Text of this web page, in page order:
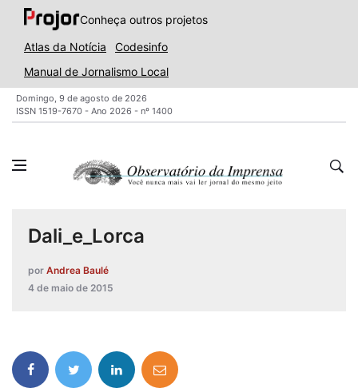
Conheça outros projetos
Atlas da Notícia
Codesinfo
Manual de Jornalismo Local
Domingo, 9 de agosto de 2026
ISSN 1519-7670 - Ano 2026 - nº 1400
Dali_e_Lorca
por Andrea Baulé
4 de maio de 2015